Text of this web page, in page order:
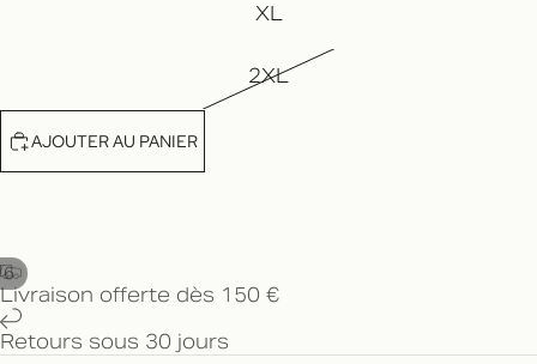
6
XL
2XL
AJOUTER AU PANIER
Livraison offerte dès 150 €
Retours sous 30 jours